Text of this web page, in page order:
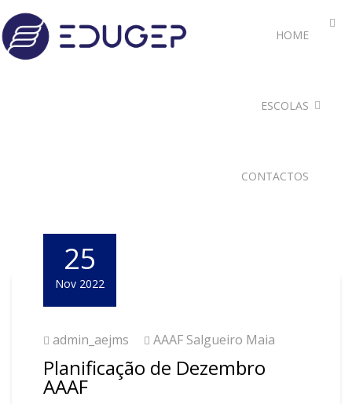
HOME
ESCOLAS
CONTACTOS
25
Nov 2022
admin_aejms AAAF Salgueiro Maia
Planificação de Dezembro
AAAF